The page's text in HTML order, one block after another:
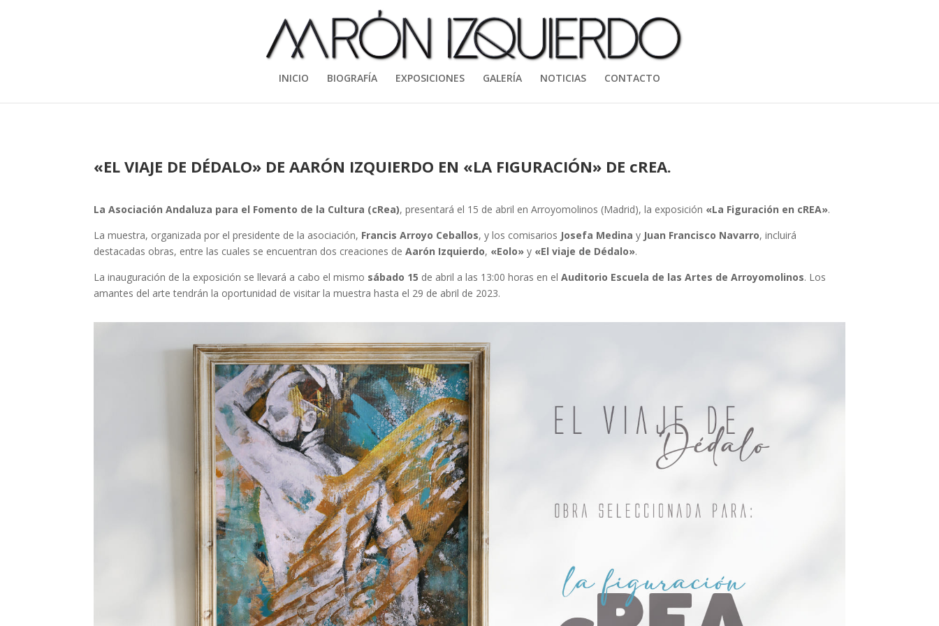
INICIO BIOGRAFÍA EXPOSICIONES GALERÍA NOTICIAS CONTACTO
«EL VIAJE DE DÉDALO» DE AARÓN IZQUIERDO EN «LA FIGURACIÓN» DE cREA.
La Asociación Andaluza para el Fomento de la Cultura (cRea), presentará el 15 de abril en Arroyomolinos (Madrid), la exposición «La Figuración en cREA».
La muestra, organizada por el presidente de la asociación, Francis Arroyo Ceballos, y los comisarios Josefa Medina y Juan Francisco Navarro, incluirá
destacadas obras, entre las cuales se encuentran dos creaciones de Aarón Izquierdo, «Eolo» y «El viaje de Dédalo».
La inauguración de la exposición se llevará a cabo el mismo sábado 15 de abril a las 13:00 horas en elAuditorio Escuela de las Artes de Arroyomolinos. Los
amantes del arte tendrán la oportunidad de visitar la muestra hasta el 29 de abril de 2023.